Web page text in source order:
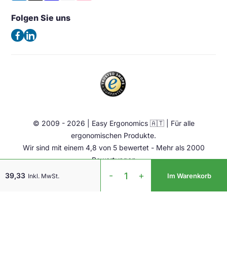
39,33 Inkl. MwSt.
Wrist
- + Im Warenkorb
Häufig gestellte Fragen – FAQ
Allgemeine Geschäftsbedingungen
Datenschutzerklärung
Beleuchtung
Ergonomische Bürostuhl
Übrige
Deutschland
(Keine Besuchsadresse)
info@easy-ergonomics.at
Folgen Sie uns
© 2009 - 2026 | Easy Ergonomics 🇦🇹 | Für alle
ergonomischen Produkte.
Wir sind mit einem 4,8 von 5 bewertet - Mehr als 2000
Bewertungen